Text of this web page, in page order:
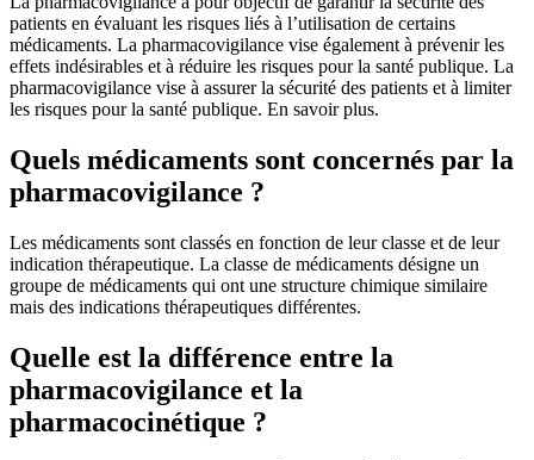
patients en évaluant les risques liés à l’utilisation de certains
médicaments. La pharmacovigilance vise également à prévenir les
effets indésirables et à réduire les risques pour la santé publique. La
pharmacovigilance vise à assurer la sécurité des patients et à limiter
les risques pour la santé publique. En savoir plus.
Quels médicaments sont concernés par la
pharmacovigilance ?
Les médicaments sont classés en fonction de leur classe et de leur
indication thérapeutique. La classe de médicaments désigne un
groupe de médicaments qui ont une structure chimique similaire
mais des indications thérapeutiques différentes.
Quelle est la différence entre la
pharmacovigilance et la
pharmacocinétique ?